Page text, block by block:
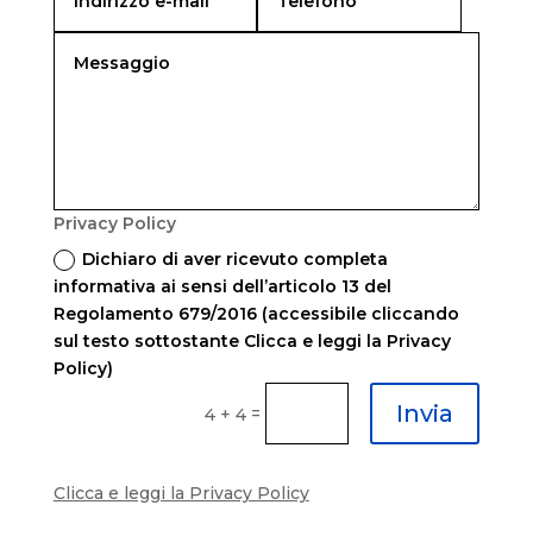
Privacy Policy
Dichiaro di aver ricevuto completa
informativa ai sensi dell’articolo 13 del
Regolamento 679/2016 (accessibile cliccando
sul testo sottostante Clicca e leggi la Privacy
Policy)
4 + 4 = Invia
Clicca e leggi la Privacy Policy